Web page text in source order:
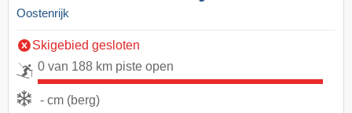
Oostenrijk
Skigebied gesloten
0 van 188 km piste open
- cm (berg)